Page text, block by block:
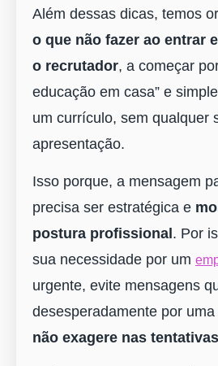
Além dessas dicas, temos
o que não fazer ao entrar
o recrutador, a começar
educação em casa” e
um currículo, sem qualquer
apresentação.
Isso porque, a mensagem
precisa ser estratégica e
postura profissional. Por
sua necessidade por um
urgente, evite mensagens
desesperadamente por
não exagere nas